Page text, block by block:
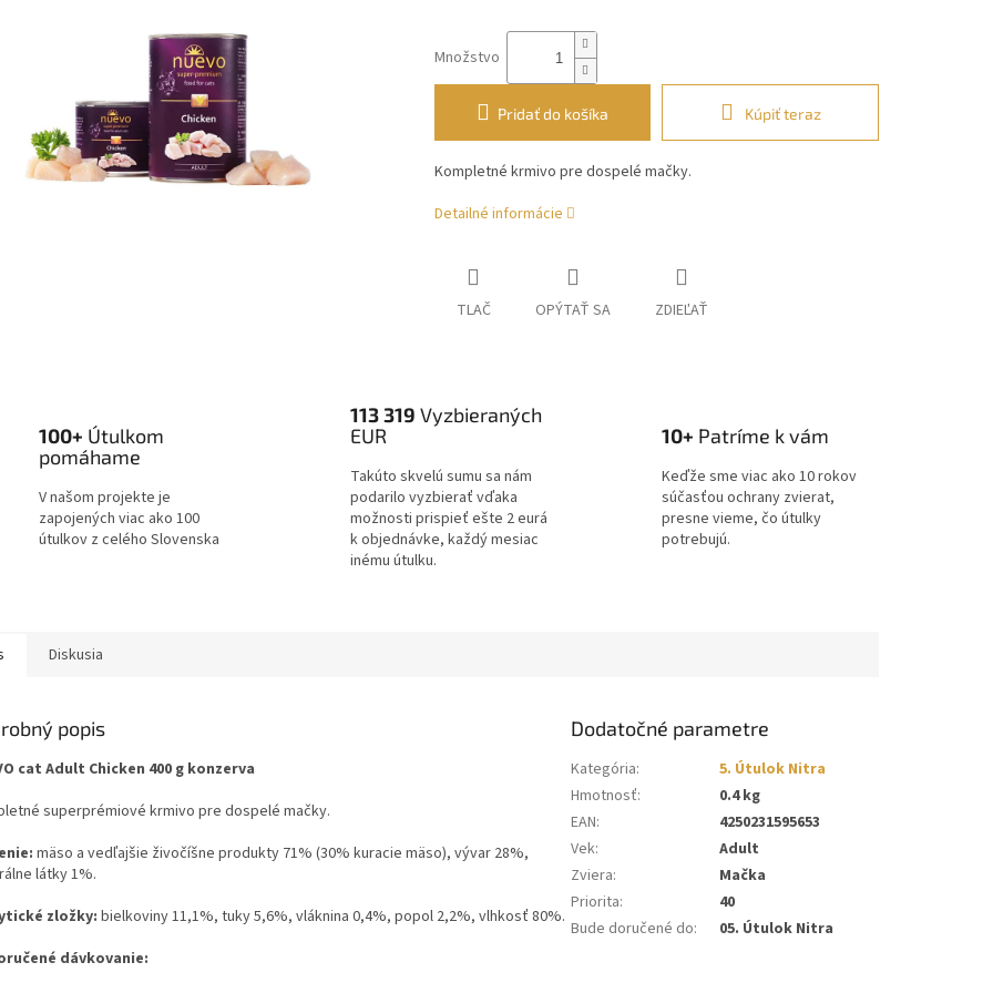
Množstvo
Pridať do košíka Kúpiť teraz
Kompletné krmivo pre dospelé mačky.
Detailné informácie
TLAČ OPÝTAŤ SA ZDIEĽAŤ
100+ Útulkom
pomáhame
V našom projekte je
zapojených viac ako 100
útulkov z celého Slovenska
113 319 Vyzbieraných
EUR
Takúto skvelú sumu sa nám
podarilo vyzbierať vďaka
možnosti prispieť ešte 2 eurá
k objednávke, každý mesiac
inému útulku.
10+ Patríme k vám
Keďže sme viac ako 10 rokov
súčasťou ochrany zvierat,
presne vieme, čo útulky
potrebujú.
Diskusia
popis
cat Adult Chicken 400 g konzerva
superprémiové krmivo pre dospelé mačky.
mäso a vedľajšie živočíšne produkty 71% (30% kuracie mäso), vývar 28%,
látky 1%.
zložky: bielkoviny 11,1%, tuky 5,6%, vláknina 0,4%, popol 2,2%, vlhkosť 80%.
dávkovanie:
Dodatočné parametre
Kategória:
5. Útulok Nitra
Hmotnosť:
0.4 kg
EAN:
4250231595653
Vek:
Adult
Zviera:
Mačka
Priorita:
40
Bude doručené do: 05. Útulok Nitra